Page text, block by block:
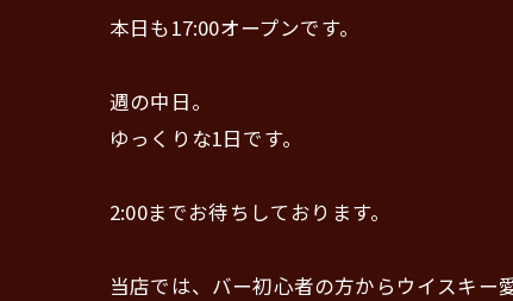
本日も17:00オープンです。
週の中日。
ゆっくりな1日です。
2:00までお待ちしております。
当店では、バー初心者の方からウイスキ